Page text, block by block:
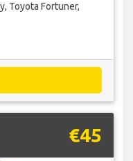
Toyota Fortuner,
€45